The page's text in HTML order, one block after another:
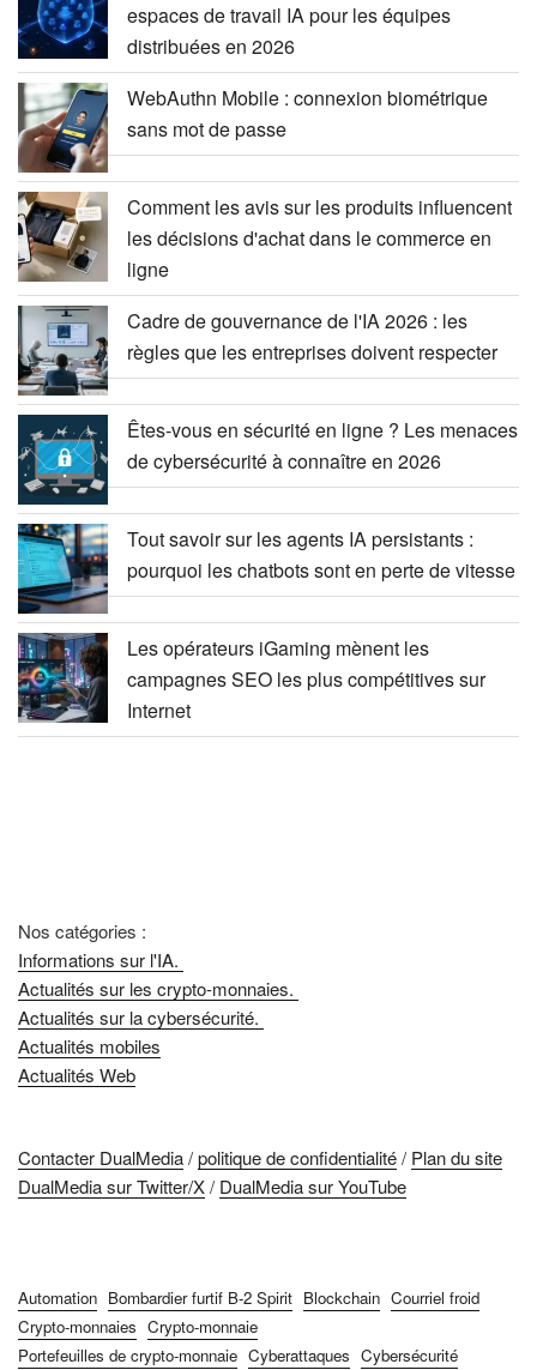
espaces de travail IA pour les équipes
distribuées en 2026
WebAuthn Mobile : connexion biométrique
sans mot de passe
Comment les avis sur les produits influencent
les décisions d'achat dans le commerce en
ligne
Cadre de gouvernance de l'IA 2026 : les
règles que les entreprises doivent respecter
Êtes-vous en sécurité en ligne ? Les menaces
de cybersécurité à connaître en 2026
Tout savoir sur les agents IA persistants :
pourquoi les chatbots sont en perte de vitesse
Les opérateurs iGaming mènent les
campagnes SEO les plus compétitives sur
Internet
Nos catégories :
Informations sur l'IA.
Actualités sur les crypto-monnaies.
Actualités sur la cybersécurité.
Actualités mobiles
Actualités Web
Contacter DualMedia/politique de confidentialité/ Plan du site
DualMedia sur Twitter/X/ DualMedia sur YouTube
Automation Bombardier furtif B-2 Spirit Blockchain Courriel froid
Crypto-monnaies Crypto-monnaie
Portefeuilles de crypto-monnaie Cyberattaques Cybersécurité